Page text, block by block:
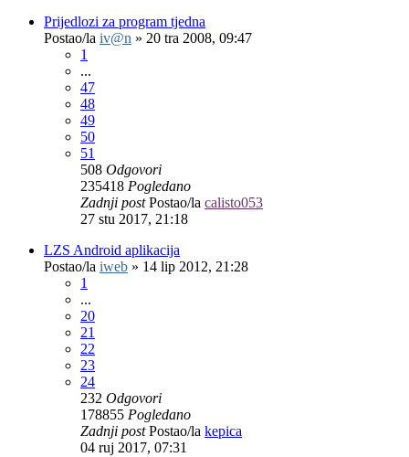
Prijedlozi za program tjedna
Postao/la iv@n » 20 tra 2008, 09:47
1
...
47
48
49
50
51
508 Odgovori
235418 Pogledano
Zadnji postPostao/la calisto053
27 stu 2017, 21:18
LZS Android aplikacija
Postao/la iweb » 14 lip 2012, 21:28
1
...
20
21
22
23
24
232 Odgovori
178855 Pogledano
Zadnji postPostao/la kepica
04 ruj 2017, 07:31